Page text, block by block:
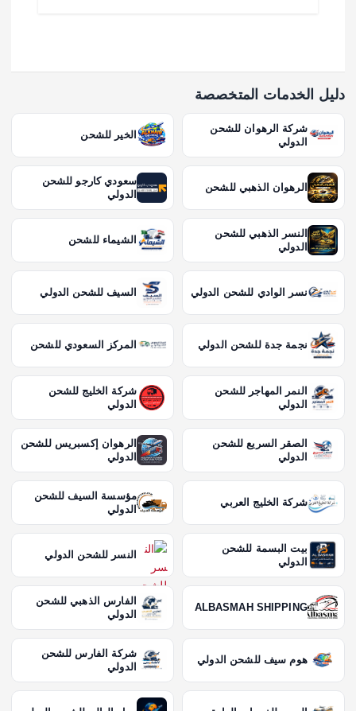
دليل الخدمات المتخصصة
شركة الرهوان للشحن
الدولي
الخير للشحن
الرهوان الذهبي للشحن
سعودي كارجو للشحن
الدولي
النسر الذهبي للشحن
الدولي
الشيماء للشحن
نسر الوادي للشحن الدولي السيف للشحن الدولي
نجمة جدة للشحن الدولي المركز السعودي للشحن
النمر المهاجر للشحن
الدولي
شركة الخليج للشحن
الدولي
الصقر السريع للشحن
الدولي
الرهوان إكسبريس للشحن
الدولي
شركة الخليج العربي
مؤسسة السيف للشحن
الدولي
بيت البسمة للشحن
الدولي
النسر للشحن الدولي
ALBASMAH SHIPPING
الفارس الذهبي للشحن
الدولي
هوم سيف للشحن الدولي
شركة الفارس للشحن
الدولي